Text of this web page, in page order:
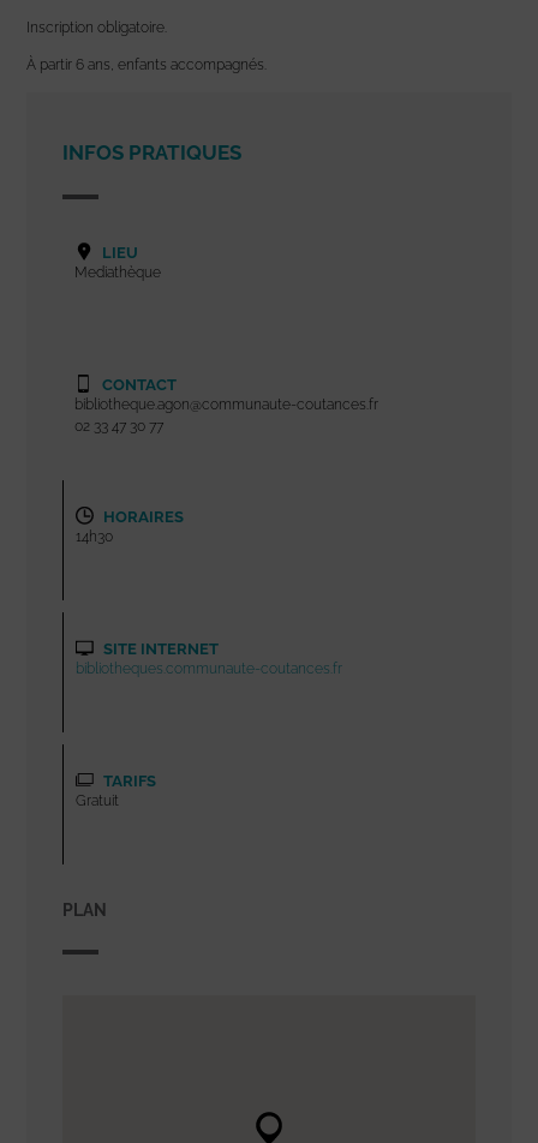
Inscription obligatoire.
À partir 6 ans, enfants accompagnés.
INFOS PRATIQUES
LIEU
Mediathèque
CONTACT
bibliotheque.agon@communaute-coutances.fr
02 33 47 30 77
HORAIRES
14h30
SITE INTERNET
bibliotheques.communaute-coutances.fr
TARIFS
Gratuit
PLAN